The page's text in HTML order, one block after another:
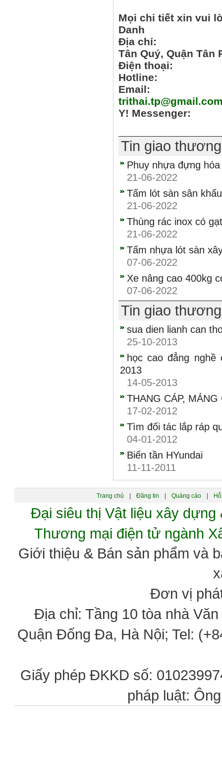
Mọi chi tiết xin vui
Danh
Địa chỉ:
Tân Quý, Quận Tân
Điện thoại:
Hotline:
Email:
Y!
Tin giao
Phuy nhựa đựng
21-06-2022
Tấm lót sàn sân
21-06-2022
Thùng rác inox có
21-06-2022
Tấm nhựa lót sàn
07-06-2022
Xe nâng cao 400kg
07-06-2022
Tin giao
sua dien lianh can
25-10-2013
học cao đẳng
2013
14-05-2013
THANG CÁP,
17-02-2012
Tìm đối tác lắp ráp
04-01-2012
Biến tần HYundai
11-11-2011
Trang chủ Đăng tin Quảng cáo
Đại siêu thị Vật liệu xây
Thương mại điện tử ngành
Giới thiệu & Bán sản phẩm và
Đơn vị
Địa chỉ: Tầng 10 tòa nhà
Quận Đống Đa, Hà Nội; Tel:
Giấy phép ĐKKD số:
pháp luật: